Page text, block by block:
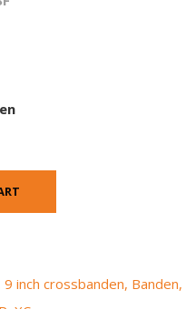
9 inch crossbanden, Banden,